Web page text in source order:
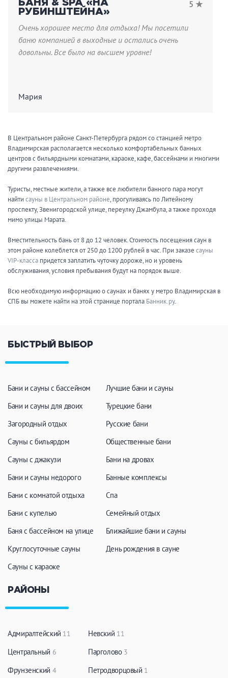
БАНЯ & SPA «НА
РУБИНШТЕЙНА»
5 ★
Очень хорошее место для отдыха! Мы посетили
баню компанией в выходные и остались очень
довольны. Все было на высшем уровне!
Мария
В Центральном районе Санкт-Петербурга рядом со станцией метро
Владимирская располагается несколько комфортабельных банных
центров с бильярдными комнатами, караоке, кафе, бассейнами и многими
другими развлечениями.
Туристы, местные жители, а также все любители банного пара могут
найти сауны в Центральном районе, прогуливаясь по Литейному
проспекту, Звенигородской улице, переулку Джамбула, а также проходя
мимо улицы Марата.
Вместительность бань от 8 до 12 человек. Стоимость посещения саун в
этом районе колеблется от 250 до 1200 рублей в час. При заказе сауны
VIP-класса придется заплатить чуточку дороже, но и уровень
обслуживания, условия пребывания будут на порядок выше.
Всю необходимую информацию о саунах и банях у метро Владимирская в
СПБ вы можете найти на этой странице портала Банник.ру.
БЫСТРЫЙ ВЫБОР
Бани и сауны с бассейном
Бани и сауны для двоих
Загородный отдых
Сауны с бильярдом
Сауны с джакузи
Бани и сауны недорого
Бани с комнатой отдыха
Бани с купелью
Баня с бассейном на улице
Круглосуточные сауны
Сауны с караоке
Лучшие бани и сауны
Турецкие бани
Русские бани
Общественные бани
Бани на дровах
Банные комплексы
Спа
Семейный отдых
Ближайшие бани и сауны
День рождения в сауне
РАЙОНЫ
Адмиралтейский 11
Центральный 6
Фрунзенский 4
Невский 11
Парголово 3
Петродворцовый 1